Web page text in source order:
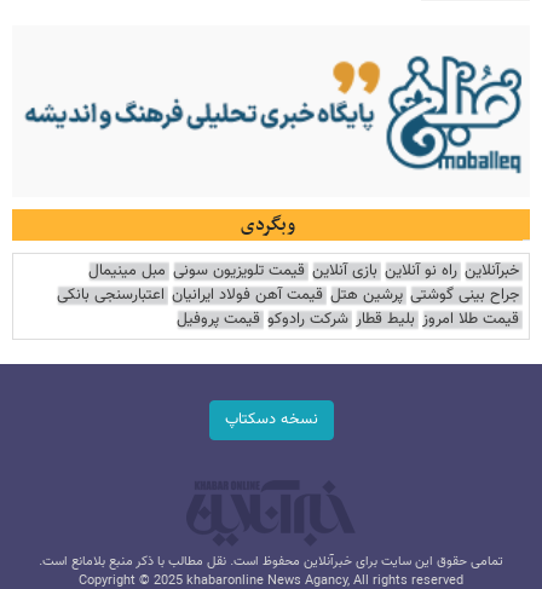
وبگردی
خبرآنلاین راه نو آنلاین بازی آنلاین قیمت تلویزیون سونی مبل مینیمال
جراح بینی گوشتی پرشین هتل قیمت آهن فولاد ایرانیان اعتبارسنجی بانکی
قیمت طلا امروز بلیط قطار شرکت رادوکو قیمت پروفیل
نسخه دسکتاپ
تمامی حقوق این سایت برای خبرآنلاین محفوظ است. نقل مطالب با ذکر منبع بلامانع است.
Copyright © 2025 khabaronline News Agancy, All rights reserved